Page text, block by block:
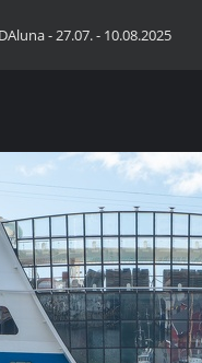
- 27.07. - 10.08.2025